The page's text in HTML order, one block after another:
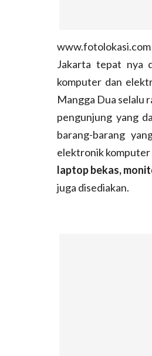
Jakarta tepat nya
komputer dan
Mangga Dua selalu
pengunjung yang
barang-barang
elektronik komputer
laptop bekas,
juga disediakan.